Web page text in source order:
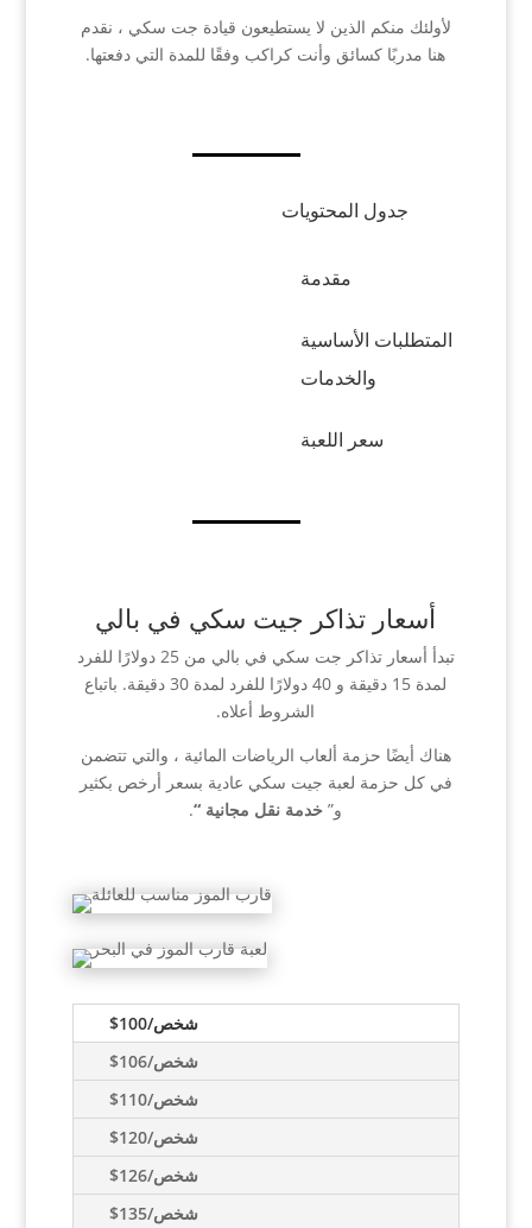
لأولئك منكم الذين لا يستطيعون قيادة جت سكي ، نقدم
هنا مدربًا كسائق وأنت كراكب وفقًا للمدة التي دفعتها.
جدول المحتويات
مقدمة
المتطلبات الأساسية
والخدمات
سعر اللعبة
أسعار تذاكر جيت سكي في بالي
تبدأ أسعار تذاكر جت سكي في بالي من 25 دولارًا للفرد
لمدة 15 دقيقة و 40 دولارًا للفرد لمدة 30 دقيقة. باتباع
الشروط أعلاه.
هناك أيضًا حزمة ألعاب الرياضات المائية ، والتي تتضمن
في كل حزمة لعبة جيت سكي عادية بسعر أرخص بكثير
و” خدمة نقل مجانية “.
$100/شخص
$106/شخص
$110/شخص
$120/شخص
$126/شخص
$135/شخص